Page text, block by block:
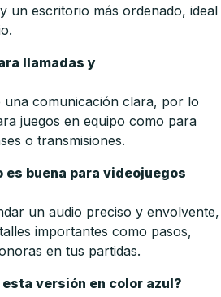
un escritorio más ordenado, ideal
llamadas y
comunicación clara, por lo
juegos en equipo como para
o transmisiones.
es buena para videojuegos
un audio preciso y envolvente,
importantes como pasos,
en tus partidas.
versión en color azul?